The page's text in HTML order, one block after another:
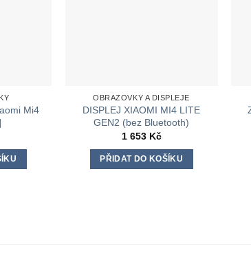
Mi4
OBRAZOVKY A DISPLEJE
DISPLEJ XIAOMI MI4 LITE
GEN2 (bez Bluetooth)
1 653 Kč
PŘIDAT DO KOŠÍKU